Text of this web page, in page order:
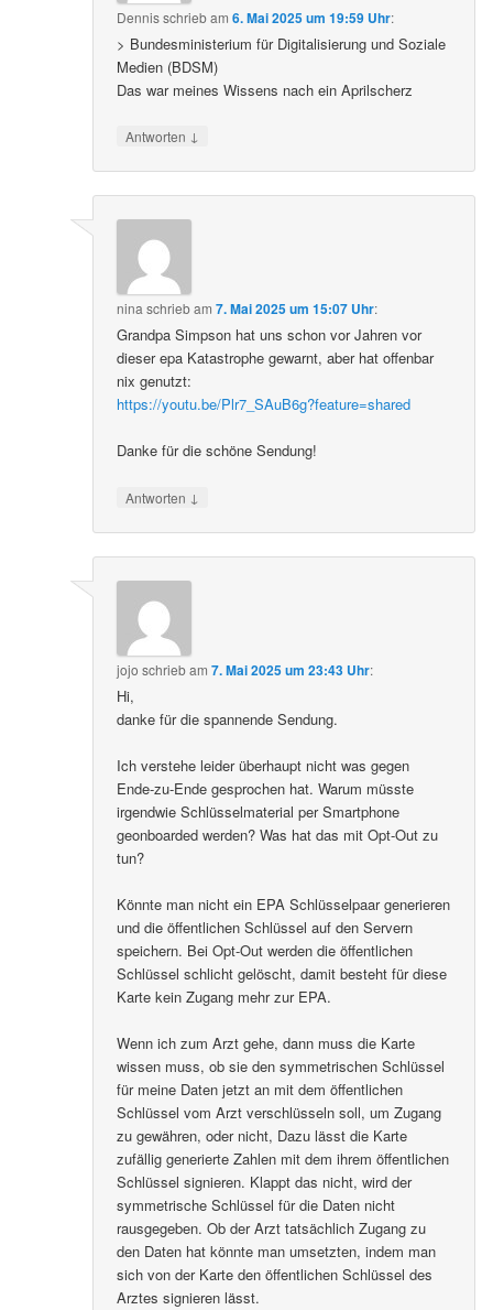
Dennisschriebam6. Mai 2025 um 19:59 Uhr:
> Bundesministerium für Digitalisierung und Soziale
Medien (BDSM)
Das war meines Wissens nach ein Aprilscherz
Antworten ↓
nina schriebam7. Mai 2025 um 15:07 Uhr:
Grandpa Simpson hat uns schon vor Jahren vor
dieser epa Katastrophe gewarnt, aber hat offenbar
nix genutzt:
https://youtu.be/Plr7_SAuB6g?feature=shared
Danke für die schöne Sendung!
Antworten ↓
jojo schriebam7. Mai 2025 um 23:43 Uhr:
Hi,
danke für die spannende Sendung.
Ich verstehe leider überhaupt nicht was gegen
Ende-zu-Ende gesprochen hat. Warum müsste
irgendwie Schlüsselmaterial per Smartphone
geonboarded werden? Was hat das mit Opt-Out zu
tun?
Könnte man nicht ein EPA Schlüsselpaar generieren
und die öffentlichen Schlüssel auf den Servern
speichern. Bei Opt-Out werden die öffentlichen
Schlüssel schlicht gelöscht, damit besteht für diese
Karte kein Zugang mehr zur EPA.
Wenn ich zum Arzt gehe, dann muss die Karte
wissen muss, ob sie den symmetrischen Schlüssel
für meine Daten jetzt an mit dem öffentlichen
Schlüssel vom Arzt verschlüsseln soll, um Zugang
zu gewähren, oder nicht, Dazu lässt die Karte
zufällig generierte Zahlen mit dem ihrem öffentlichen
Schlüssel signieren. Klappt das nicht, wird der
symmetrische Schlüssel für die Daten nicht
rausgegeben. Ob der Arzt tatsächlich Zugang zu
den Daten hat könnte man umsetzten, indem man
sich von der Karte den öffentlichen Schlüssel des
Arztes signieren lässt.